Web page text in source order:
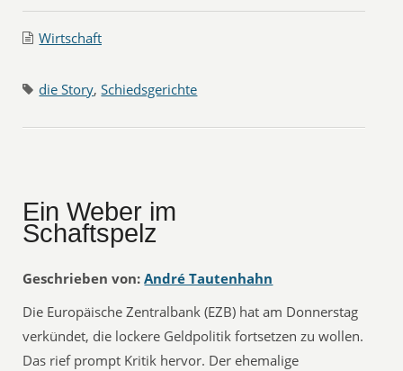
Wirtschaft
die Story,Schiedsgerichte
Ein Weber im
Schaftspelz
Geschrieben von: André Tautenhahn
Die Europäische Zentralbank (EZB) hat am Donnerstag
verkündet, die lockere Geldpolitik fortsetzen zu wollen.
Das rief prompt Kritik hervor. Der ehemalige